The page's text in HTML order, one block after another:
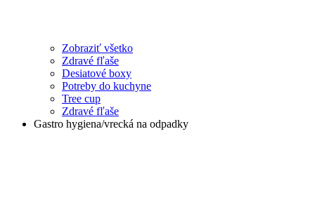
Zobraziť všetko
Zdravé fľaše
Desiatové boxy
Potreby do kuchyne
Tree cup
Zdravé fľaše
Gastro hygiena/vrecká na odpadky